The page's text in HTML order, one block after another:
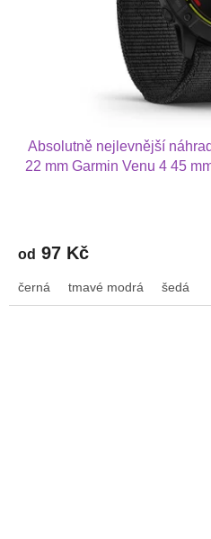
Absolutně nejlevnější
22 mm Garmin Venu 4 45
od 97 Kč
černá tmavé modrá šedá